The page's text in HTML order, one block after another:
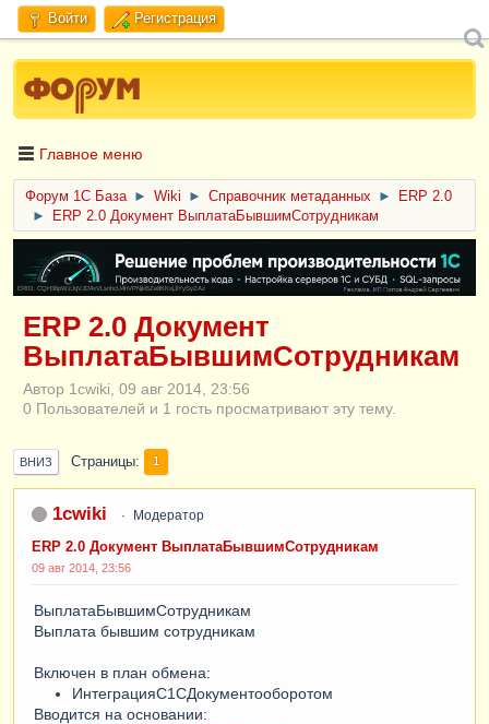
Войти Регистрация
Главное меню
Форум 1C База ► Wiki ► Справочник метаданных ►
ERP 2.0
►
ERP 2.0 Документ ВыплатаБывшимСотрудникам
ERID: CQH36pWzJqVJD4xVLsnhcU4hVPNjkBZe8KKxjJiYySyZAz
ERP 2.0 Документ
ВыплатаБывшимСотрудникам
Автор 1cwiki, 09 авг 2014, 23:56
0 Пользователей и 1 гость просматривают эту тему.
ВНИЗ Страницы 1
1cwiki Модератор
ERP 2.0 Документ ВыплатаБывшимСотрудникам
09 авг 2014, 23:56
ВыплатаБывшимСотрудникам
Выплата бывшим сотрудникам
Включен в план обмена:
ИнтеграцияС1СДокументооборотом
Вводится на основании: